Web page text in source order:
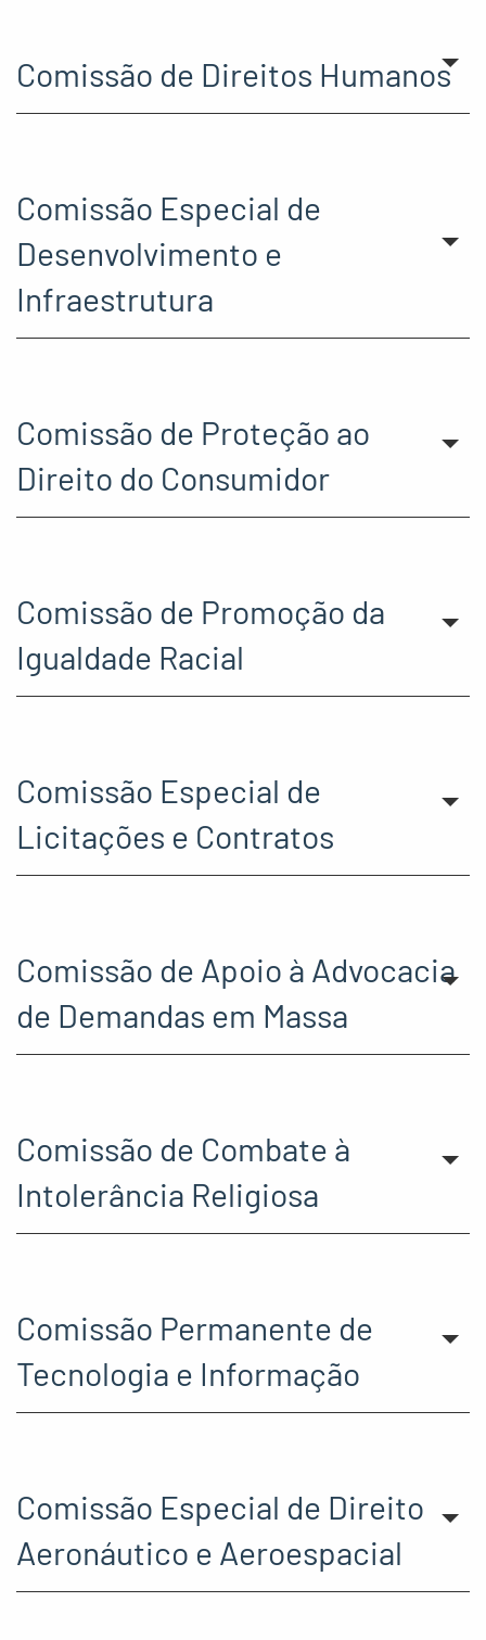
Comissão de Direitos Humanos
Comissão Especial de
Desenvolvimento e
Infraestrutura
Comissão de Proteção ao
Direito do Consumidor
Comissão de Promoção da
Igualdade Racial
Comissão Especial de
Licitações e Contratos
Comissão de Apoio à Advocacia
de Demandas em Massa
Comissão de Combate à
Intolerância Religiosa
Comissão Permanente de
Tecnologia e Informação
Comissão Especial de Direito
Aeronáutico e Aeroespacial